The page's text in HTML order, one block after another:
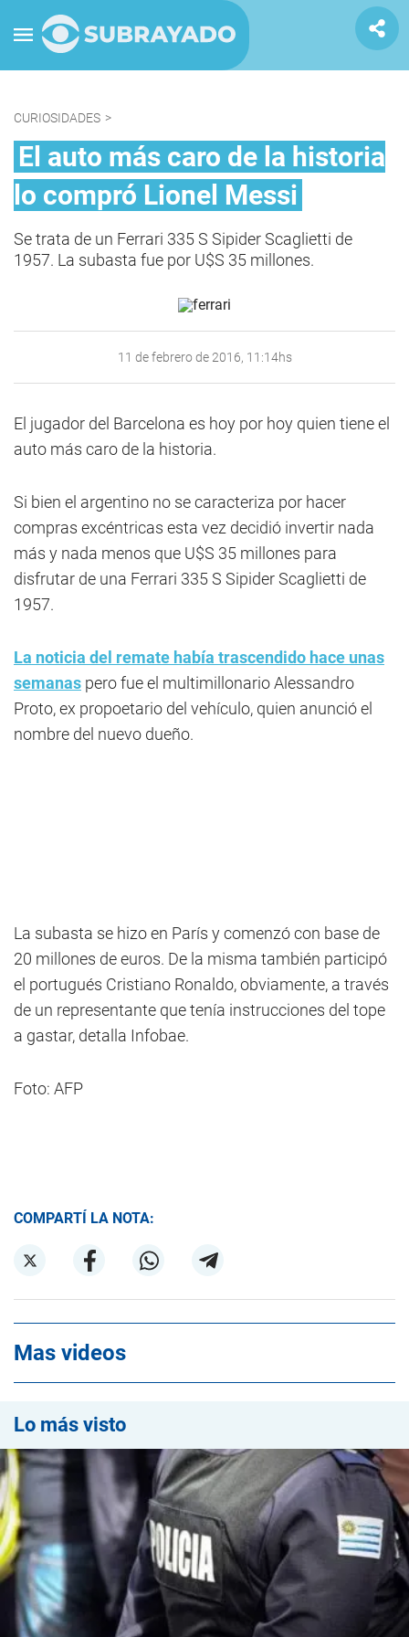
CURIOSIDADES >
El auto más caro de la historia
lo compró Lionel Messi
Se trata de un Ferrari 335 S Sipider Scaglietti de
1957. La subasta fue por U$S 35 millones.
11 de febrero de 2016, 11:14hs
El jugador del Barcelona es hoy por hoy quien tiene el
auto más caro de la historia.
Si bien el argentino no se caracteriza por hacer
compras excéntricas esta vez decidió invertir nada
más y nada menos que U$S 35 millones para
disfrutar de una Ferrari 335 S Sipider Scaglietti de
1957.
La noticia del remate había trascendido hace unas
semanas pero fue el multimillonario Alessandro
Proto, ex propoetario del vehículo, quien anunció el
nombre del nuevo dueño.
La subasta se hizo en París y comenzó con base de
20 millones de euros. De la misma también participó
el portugués Cristiano Ronaldo, obviamente, a través
de un representante que tenía instrucciones del tope
a gastar, detalla Infobae.
Foto: AFP
COMPARTÍ LA NOTA:
Mas videos
Lo más visto